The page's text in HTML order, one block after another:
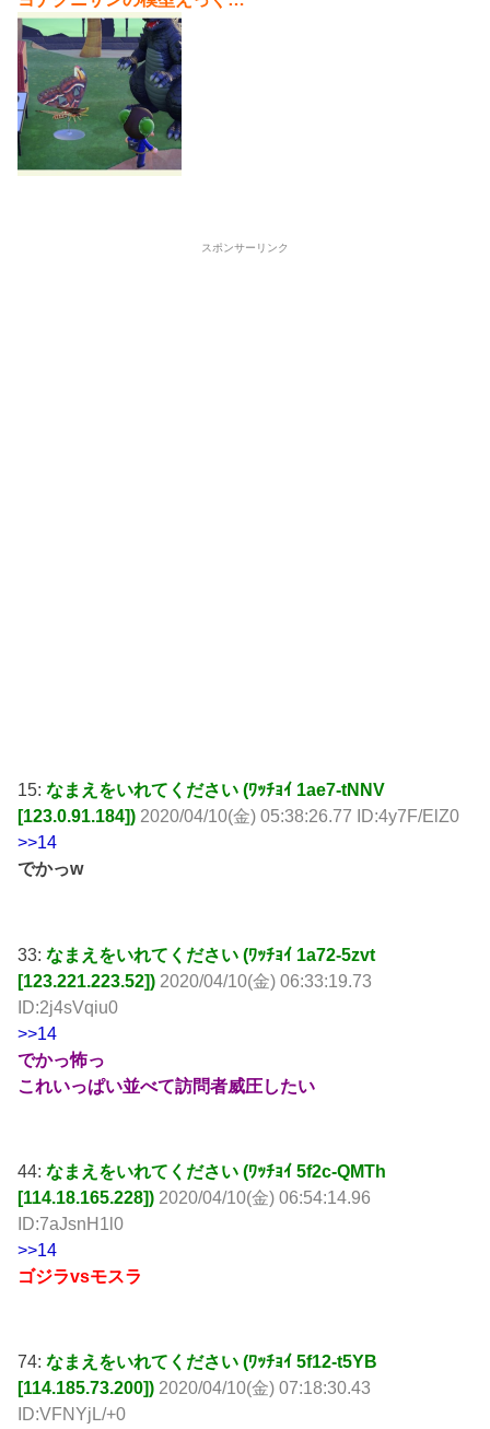
スポンサーリンク
15:なまえをいれてください (ﾜｯﾁｮｲ 1ae7-tNNV
[123.0.91.184]) 2020/04/10(金) 05:38:26.77 ID:4y7F/ElZ0
>>14
でかっw
33:なまえをいれてください (ﾜｯﾁｮｲ 1a72-5zvt
[123.221.223.52]) 2020/04/10(金) 06:33:19.73
ID:2j4sVqiu0
>>14
でかっ怖っ
これいっぱい並べて訪問者威圧したい
44:なまえをいれてください (ﾜｯﾁｮｲ 5f2c-QMTh
[114.18.165.228]) 2020/04/10(金) 06:54:14.96
ID:7aJsnH1l0
>>14
ゴジラvsモスラ
74:なまえをいれてください (ﾜｯﾁｮｲ 5f12-t5YB
[114.185.73.200]) 2020/04/10(金) 07:18:30.43
ID:VFNYjL/+0